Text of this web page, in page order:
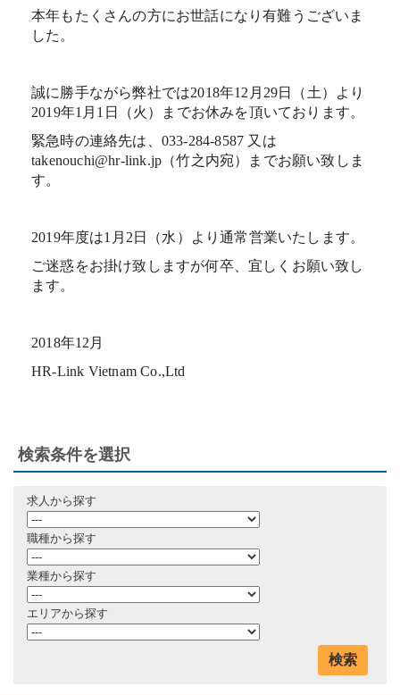
本年もたくさんの方にお世話になり有難うございま
した。
誠に勝手ながら弊社では2018年12月29日（土）より
2019年1月1日（火）までお休みを頂いております。
緊急時の連絡先は、033-284-8587 又は
takenouchi@hr-link.jp（竹之内宛）までお願い致しま
す。
2019年度は1月2日（水）より通常営業いたします。
ご迷惑をお掛け致しますが何卒、宜しくお願い致し
ます。
2018年12月
HR-Link Vietnam Co.,Ltd
検索条件を選択
求人から探す
職種から探す
業種から探す
エリアから探す
検索